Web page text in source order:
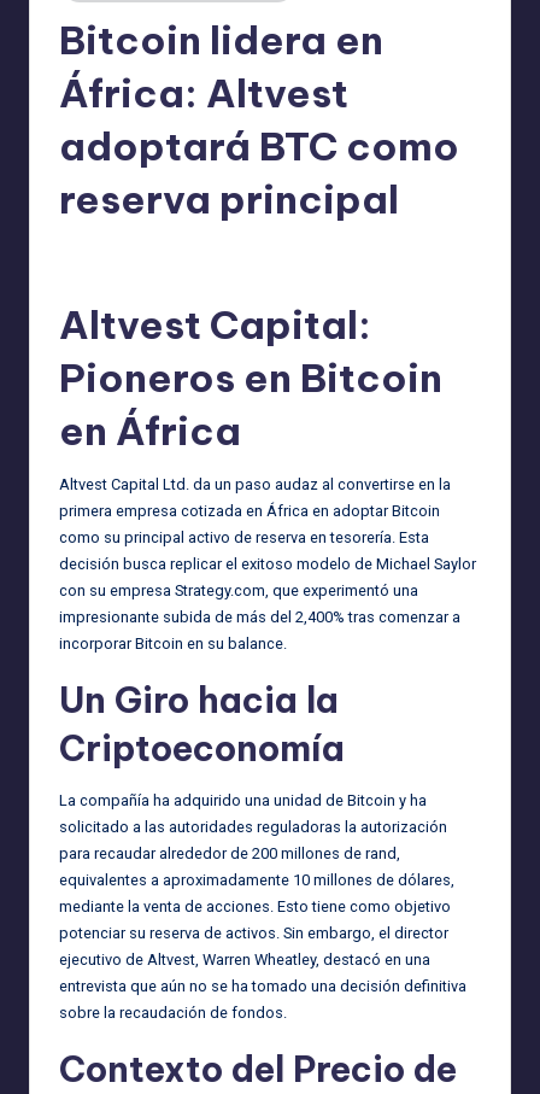
Bitcoin lidera en
África: Altvest
adoptará BTC como
reserva principal
Altvest Capital:
Pioneros en Bitcoin
en África
Altvest Capital Ltd. da un paso audaz al convertirse en la
primera empresa cotizada en África en adoptar Bitcoin
como su principal activo de reserva en tesorería. Esta
decisión busca replicar el exitoso modelo de Michael Saylor
con su empresa Strategy.com, que experimentó una
impresionante subida de más del 2,400% tras comenzar a
incorporar Bitcoin en su balance.
Un Giro hacia la
Criptoeconomía
La compañía ha adquirido una unidad de Bitcoin y ha
solicitado a las autoridades reguladoras la autorización
para recaudar alrededor de 200 millones de rand,
equivalentes a aproximadamente 10 millones de dólares,
mediante la venta de acciones. Esto tiene como objetivo
potenciar su reserva de activos. Sin embargo, el director
ejecutivo de Altvest, Warren Wheatley, destacó en una
entrevista que aún no se ha tomado una decisión definitiva
sobre la recaudación de fondos.
Contexto del Precio de